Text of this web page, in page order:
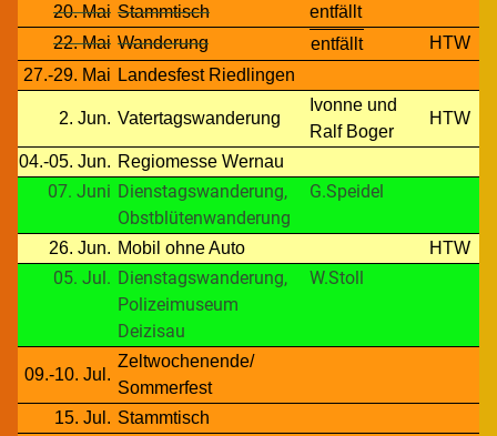
20. Mai Stammtisch
entfällt
22. Mai Wanderung entfällt
HTW
27.-29. Mai Landesfest Riedlingen
2. Jun. Vatertagswanderung
Ivonne und
Ralf Boger
HTW
04.-05. Jun. Regiomesse Wernau
07. Juni Dienstagswanderung,
Obstblütenwanderung
G.Speidel
26. Jun. Mobil ohne Auto HTW
05. Jul. Dienstagswanderung,
Polizeimuseum
Deizisau
W.Stoll
09.-10. Jul.
Zeltwochenende/
Sommerfest
15. Jul. Stammtisch